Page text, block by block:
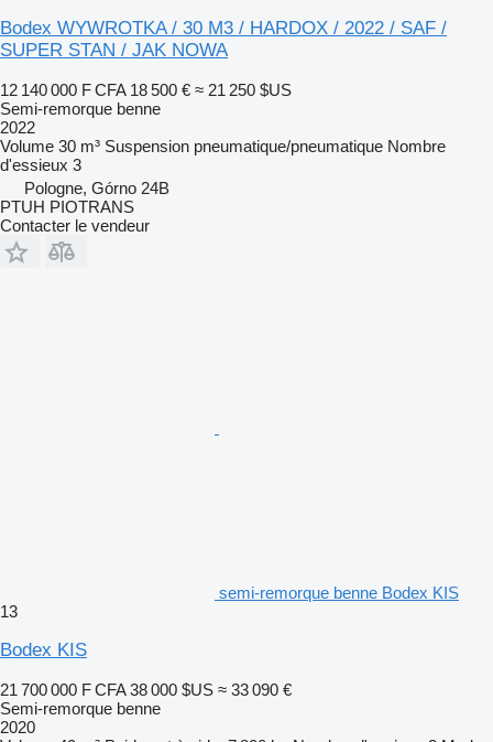
Bodex WYWROTKA / 30 M3 / HARDOX / 2022 / SAF /
SUPER STAN / JAK NOWA
12 140 000 F CFA 18 500 € ≈ 21 250 $US
Semi-remorque benne
2022
Volume 30 m³ Suspension pneumatique/pneumatique Nombre
d'essieux 3
Pologne, Górno 24B
PTUH PIOTRANS
Contacter le vendeur
semi-remorque benne Bodex KIS
13
Bodex KIS
21 700 000 F CFA 38 000 $US ≈ 33 090 €
Semi-remorque benne
2020